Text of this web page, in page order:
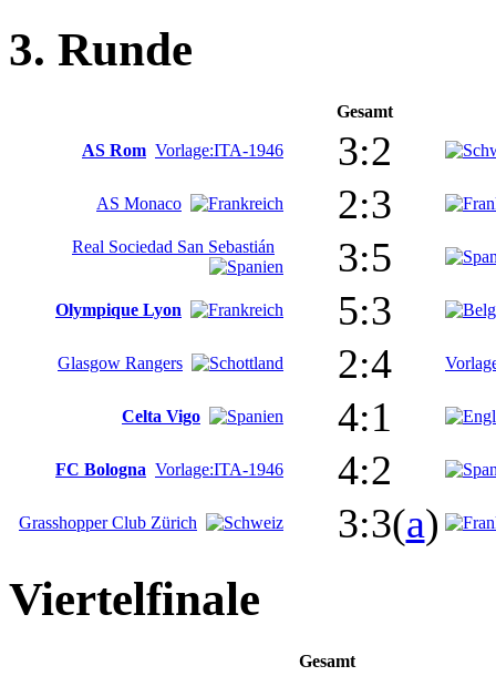
3. Runde
Gesamt
AS Rom Vorlage:ITA-1946 3:2
AS Monaco 2:3
Real Sociedad San Sebastián 3:5
Olympique Lyon 5:3
Glasgow Rangers 2:4
Celta Vigo 4:1
FC Bologna Vorlage:ITA-1946 4:2
Grasshopper Club Zürich 3:3(a)
Viertelfinale
Gesamt